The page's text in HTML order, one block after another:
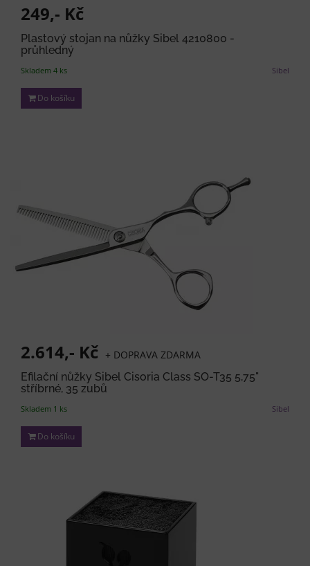
249,- Kč
Plastový stojan na nůžky Sibel 4210800 -
průhledný
Sibel
Skladem 4 ks
Do košíku
2.614,- Kč + DOPRAVA ZDARMA
Efilační nůžky Sibel Cisoria Class SO-T35 5,75"
stříbrné, 35 zubů
Sibel
Skladem 1 ks
Do košíku